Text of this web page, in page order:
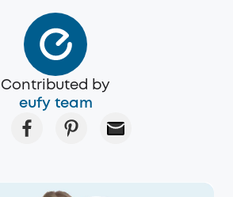
Contributed by
eufy team